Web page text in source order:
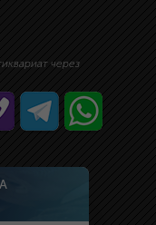
через